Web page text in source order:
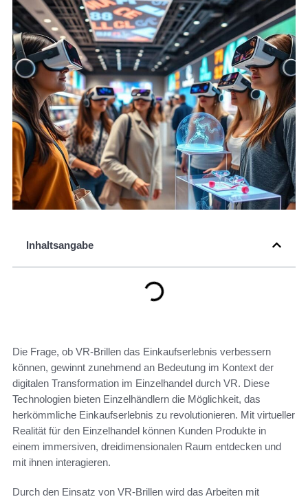
Inhaltsangabe
Die Frage, ob VR-Brillen das Einkaufserlebnis verbessern
können, gewinnt zunehmend an Bedeutung im Kontext der
digitalen Transformation im Einzelhandel durch VR. Diese
Technologien bieten Einzelhändlern die Möglichkeit, das
herkömmliche Einkaufserlebnis zu revolutionieren. Mit virtueller
Realität für den Einzelhandel können Kunden Produkte in
einem immersiven, dreidimensionalen Raum entdecken und
mit ihnen interagieren.
Durch den Einsatz von VR-Brillen wird das Arbeiten mit